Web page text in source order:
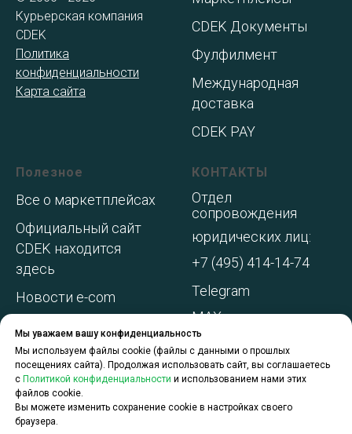
Мы уважаем вашу конфиденциальность
Мы используем файлы cookie (файлы с данными о прошлых
посещениях сайта). Продолжая использовать сайт, вы соглашаетесь
с Политикой конфиденциальности и использованием нами этих
файлов cookie.
Вы можете изменить сохранение cookie в настройках своего
браузера.
Курьерская компания
CDEK
Политика
конфиденциальности
Карта сайта
CDEK Документы
Фулфилмент
Международная
доставка
CDEK PAY
Полезное
Все о маркетплейсах
Официальный сайт
CDEK находится
здесь
Новости e-com
Акции и
спецпредложения
О компании
КОНТАКТЫ
Отдел
сопровождения
юридических лиц:
+7 (495) 414-14-74
Telegram
MAX